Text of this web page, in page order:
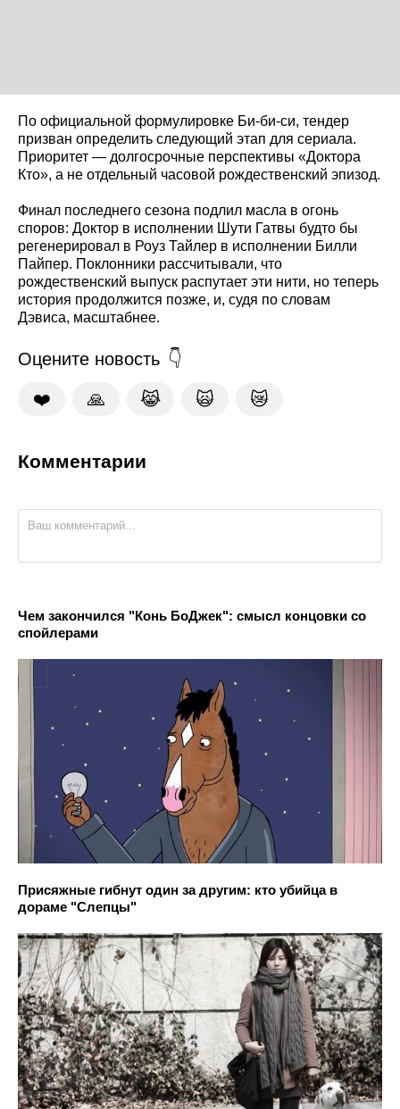
По официальной формулировке Би-би-си, тендер
призван определить следующий этап для сериала.
Приоритет — долгосрочные перспективы «Доктора
Кто», а не отдельный часовой рождественский эпизод.
Финал последнего сезона подлил масла в огонь
споров: Доктор в исполнении Шути Гатвы будто бы
регенерировал в Роуз Тайлер в исполнении Билли
Пайпер. Поклонники рассчитывали, что
рождественский выпуск распутает эти нити, но теперь
история продолжится позже, и, судя по словам
Дэвиса, масштабнее.
Оцените новость
❤️ 🙏 😹 🙀 😿
Комментарии
Чем закончился "Конь БоДжек": смысл концовки со
спойлерами
Присяжные гибнут один за другим: кто убийца в
дораме "Слепцы"